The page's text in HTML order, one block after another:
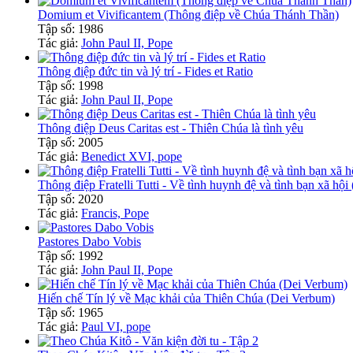
Domium et Vivificantem (Thông điệp về Chúa Thánh Thần)
Tập số: 1986
Tác giả: John Paul II, Pope
Thông điệp đức tin và lý trí - Fides et Ratio
Tập số: 1998
Tác giả: John Paul II, Pope
Thông điệp Deus Caritas est - Thiên Chúa là tình yêu
Tập số: 2005
Tác giả: Benedict XVI, pope
Thông điệp Fratelli Tutti - Về tình huynh đệ và tình bạn xã
Tập số: 2020
Tác giả: Francis, Pope
Pastores Dabo Vobis
Tập số: 1992
Tác giả: John Paul II, Pope
Hiến chế Tín lý về Mạc khải của Thiên Chúa (Dei Verbum)
Tập số: 1965
Tác giả: Paul VI, pope